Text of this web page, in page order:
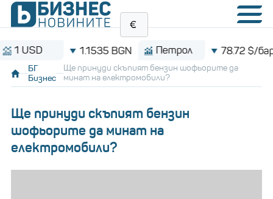
1.1535 BGN Петрол 78.72 $/барел
БГ
Бизнес
Ще принуди скъпият бензин шофьорите да
минат на електромобили?
Ще принуди скъпият бензин
шофьорите да минат на
електромобили?